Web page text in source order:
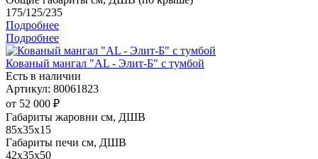
175/125/235
Подробнее
Подробнее
Кованый мангал "AL - Элит-Б" с тумбой
Есть в наличии
Артикул: 80061823
от 52 000 ₽
Габариты жаровни см, ДШВ
85x35x15
Габариты печи см, ДШВ
42x35x50